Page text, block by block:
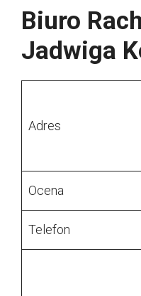
Biuro
Jadwiga
Adres
Ocena
Telefon